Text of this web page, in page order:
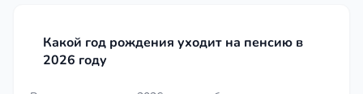
специалистов в карточках на странице и выберите
юриста, которому доверите своё дело.
Какой год рождения уходит на пенсию в
2026 году